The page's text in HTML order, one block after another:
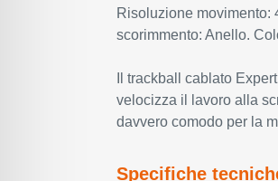
Risoluzione movimento:
scorimmento: Anello.
Il trackball cablato
velocizza il lavoro alla
davvero comodo per la
Specifiche